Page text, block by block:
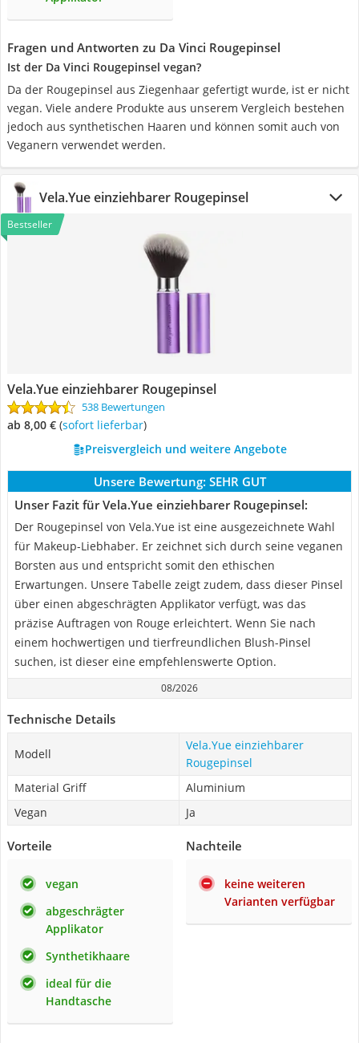
Fragen und Antworten zu Da Vinci Rougepinsel
Ist der Da Vinci Rougepinsel vegan?
Da der Rougepinsel aus Ziegenhaar gefertigt wurde, ist er nicht
vegan. Viele andere Produkte aus unserem Vergleich bestehen
jedoch aus synthetischen Haaren und können somit auch von
Veganern verwendet werden.
Vela.Yue einziehbarer Rougepinsel
Bestseller
Vela.Yue einziehbarer Rougepinsel
538 Bewertungen
ab 8,00 € ( Sofort lieferbar)
Preisvergleich und weitere Angebote
Unsere Bewertung: SEHR GUT
Unser Fazit für Vela.Yue einziehbarer Rougepinsel:
Der Rougepinsel von Vela.Yue ist eine ausgezeichnete Wahl
für Makeup-Liebhaber. Er zeichnet sich durch seine veganen
Borsten aus und entspricht somit den ethischen
Erwartungen. Unsere Tabelle zeigt zudem, dass dieser Pinsel
über einen abgeschrägten Applikator verfügt, was das
präzise Auftragen von Rouge erleichtert. Wenn Sie nach
einem hochwertigen und tierfreundlichen Blush-Pinsel
suchen, ist dieser eine empfehlenswerte Option.
08/2026
Technische Details
Modell
Vela.Yue einziehbarer
Rougepinsel
Material Griff
Aluminium
Vegan
Ja
Vorteile
vegan
abgeschrägter
Applikator
Synthetikhaare
ideal für die
Handtasche
Nachteile
keine weiteren
Varianten verfügbar